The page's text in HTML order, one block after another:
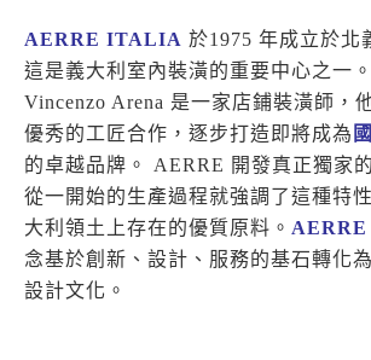
AERRE ITALIA 於1975 年成立於北
這是義大利室內裝潢的重要中心之一
Vincenzo Arena 是一家店鋪裝潢師，
優秀的工匠合作，逐步打造即將成為
的卓越品牌。 AERRE 開發真正獨家的
從一開始的生產過程就強調了這種特
大利領土上存在的優質原料。
念基於創新、設計、服務的基石轉化
設計文化。